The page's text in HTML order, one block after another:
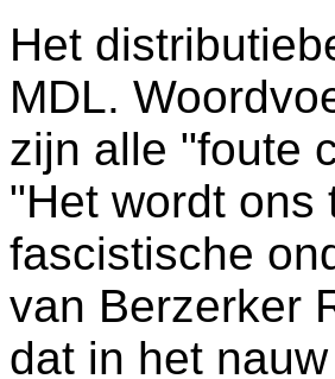
Het
MDL.
zijn alle "foute
"Het wordt ons
fascistische
van Berzerker
dat in het